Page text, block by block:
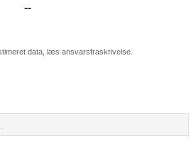
--
data, læs ansvarsfraskrivelse.